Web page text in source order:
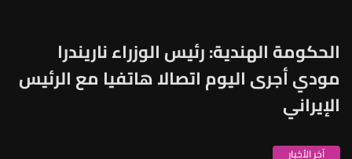
الحكومة الهندية: رئيس الوزراء ناريندرا
مودي أجرى اليوم اتصالا هاتفيا مع الرئيس
الإيراني
آخر الأخبار